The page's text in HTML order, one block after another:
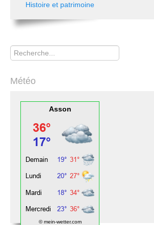
Histoire et patrimoine
Rechercher
Météo
Asson
© mein-wetter.com